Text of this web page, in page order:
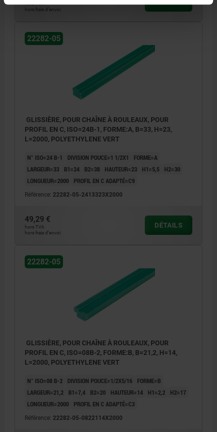
hors TVA
hors frais d’envoi
22282-05
GLISSIÈRE, POUR CHAÎNE À ROULEAUX, POUR
PROFIL EN C, ISO=24B-1, FORME:A, B=33, H=23,
L=2000, POLYETHYLENE VERT
N° ISO=24 B-1 DIVISION POUCE=1 1/2X1
FORME=A
LARGEUR=33
B1=24 B2=38 HAUTEUR=23 H1=5,5
H2=30
LONGUEUR=2000
PROFIL EN C ADAPTÉ=C9
Référence: 22282-05-2413323X2000
49,29 €
hors TVA
hors frais d’envoi
DÉTAILS
22282-05
GLISSIÈRE, POUR CHAÎNE À ROULEAUX, POUR
PROFIL EN C, ISO=08B-2, FORME:B, B=21,2, H=14,
L=2000, POLYETHYLENE VERT
N° ISO=08 B-2 DIVISION POUCE=1/2X5/16
FORME=B
LARGEUR=21,2
B1=7,4 B2=20 HAUTEUR=14 H1=2,2
H2=17
LONGUEUR=2000
PROFIL EN C ADAPTÉ=C3
Référence: 22282-05-0822114X2000